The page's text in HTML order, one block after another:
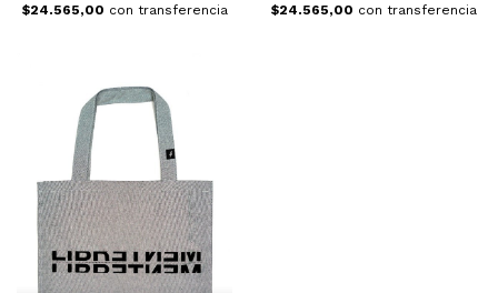
$24.565,00 con transferencia $24.565,00 con transferencia